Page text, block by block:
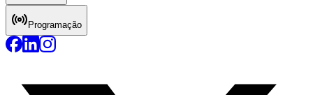
Programação